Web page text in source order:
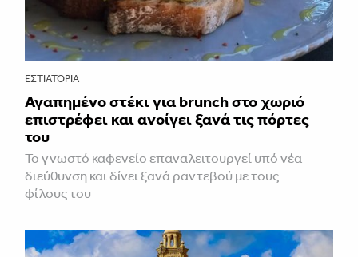
ΕΣΤΙΑΤΌΡΙΑ
Αγαπημένο στέκι για brunch στο χωριό
επιστρέφει και ανοίγει ξανά τις πόρτες
του
Το γνωστό καφενείο επαναλειτουργεί υπό νέα
διεύθυνση και δίνει ξανά ραντεβού με τους
φίλους του